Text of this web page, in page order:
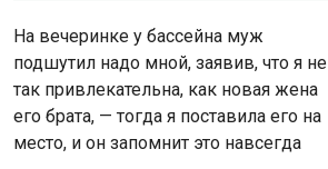
На вечеринке у бассейна муж
подшутил надо мной, заявив, что я не
так привлекательна, как новая жена
его брата, — тогда я поставила его на
место, и он запомнит это навсегда